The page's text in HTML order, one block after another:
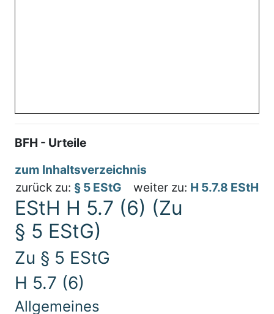
BFH - Urteile
zum Inhaltsverzeichnis
zurück zu: § 5 EStG weiter zu: H 5.7.8 EStH
EStH H 5.7 (6) (Zu
§ 5 EStG)
Zu § 5 EStG
H 5.7 (6)
Allgemeines